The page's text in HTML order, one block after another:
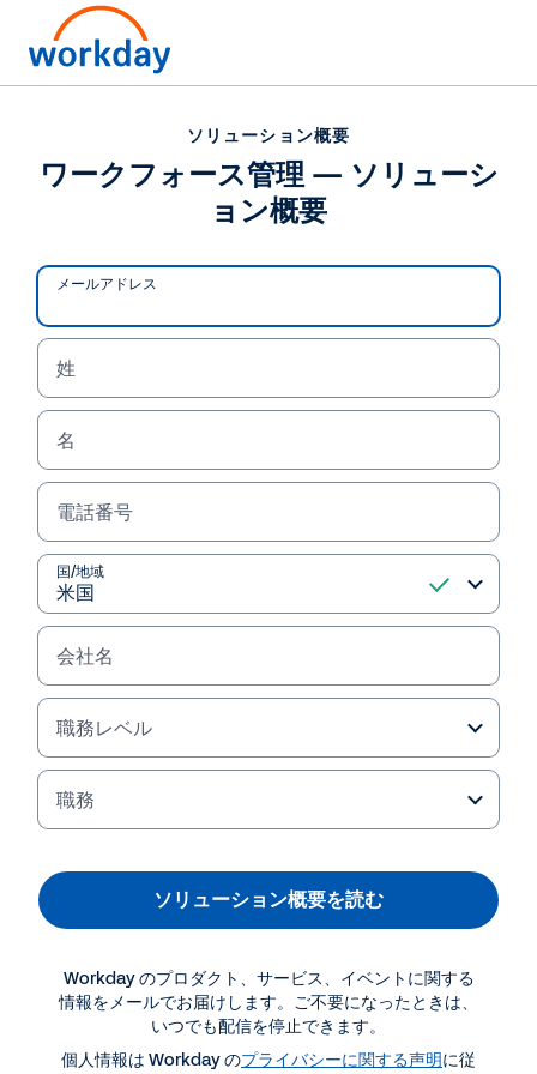
ソリューション概要
ワークフォース管理 — ソ
リューション概要
レガシー ツールは、リーダーたちに手探りでの経営
ワークフォース管理プラットフォームが、人件費の
抑制、スケジュールや勤怠、休暇・休職の運用の効
率化、そして持続可能なワークフォースのレジリエ
ンス構築を支援する仕組みについてご紹介します。
ソリューション概要を読む
資料ダウンロード・関連情報
ワークフォース管理 — ソリューション概要
ソリューション概要
ワークフォース管理 — ソリューシ
ョン概要
メールアドレス
姓
名
電話番号
国/地域
会社名
職務レベル
職務
ソリューション概要を読む
Workday のプロダクト、サービス、イベントに関する
情報をメールでお届けします。ご不要になったときは、
いつでも配信を停止できます。
個人情報は Workday のプライバシーに関する声明に従